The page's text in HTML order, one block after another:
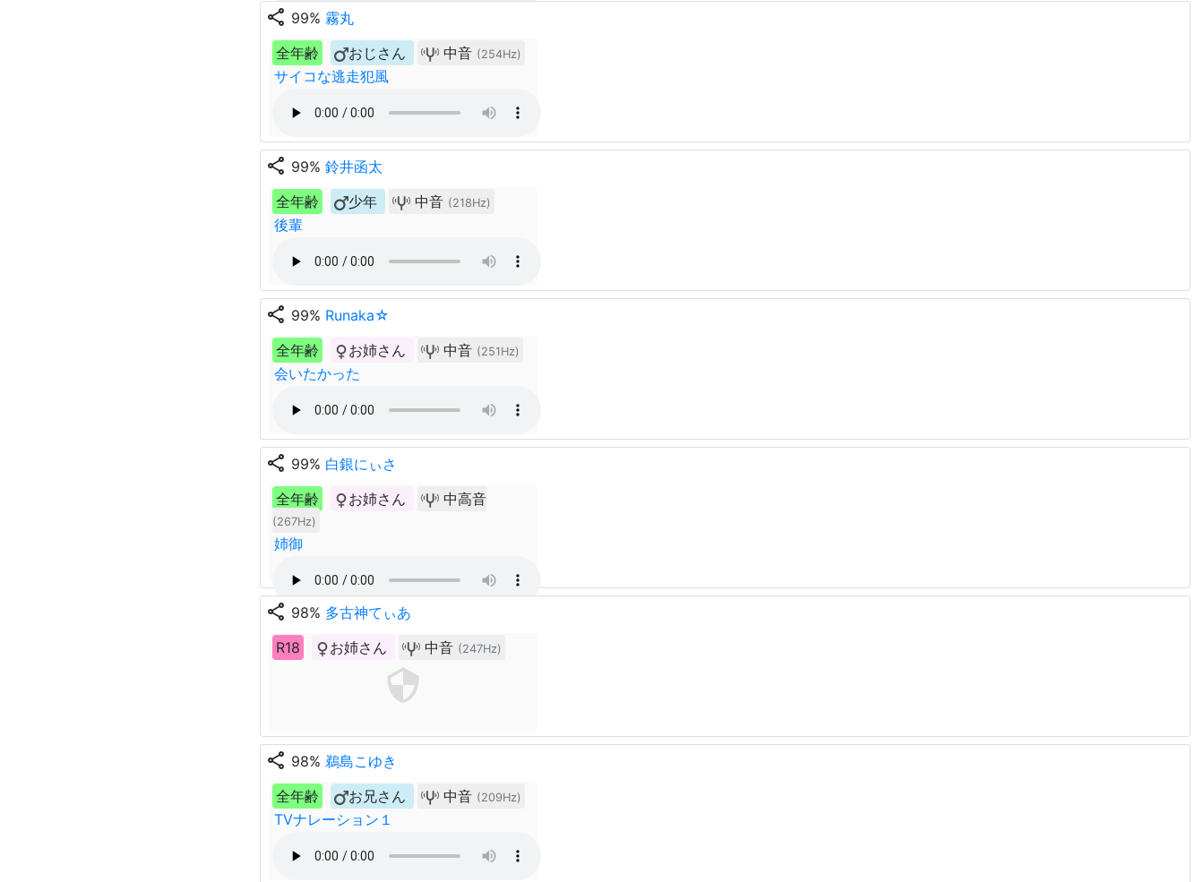
share 99% 霧丸
全年齢
おじさん 中音 (254Hz)
サイコな逃走犯風
share 99% 鈴井函太
全年齢
少年 中音 (218Hz)
後輩
share 99% Runaka☆
全年齢
お姉さん 中音 (251Hz)
会いたかった
share 99% 白銀にぃさ
全年齢
お姉さん 中高音
(267Hz)
姉御
share 98% 多古神てぃあ
R18
お姉さん 中音 (247Hz)
share 98% 鵜島こゆき
全年齢
お兄さん 中音 (209Hz)
TVナレーション１